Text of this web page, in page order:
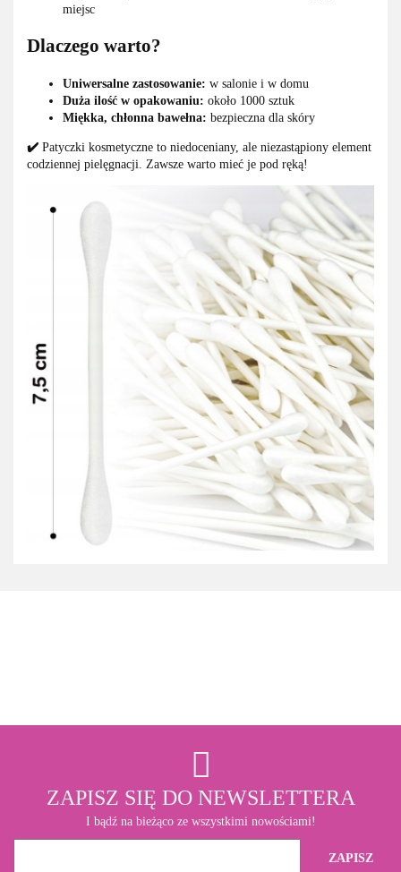
miejsc
Dlaczego warto?
Uniwersalne zastosowanie: w salonie i w domu
Duża ilość w opakowaniu: około 1000 sztuk
Miękka, chłonna bawełna: bezpieczna dla skóry
✔️ Patyczki kosmetyczne to niedoceniany, ale niezastąpiony element
codziennej pielęgnacji. Zawsze warto mieć je pod ręką!
ZAPISZ SIĘ DO NEWSLETTERA
I bądź na bieżąco ze wszystkimi nowościami!